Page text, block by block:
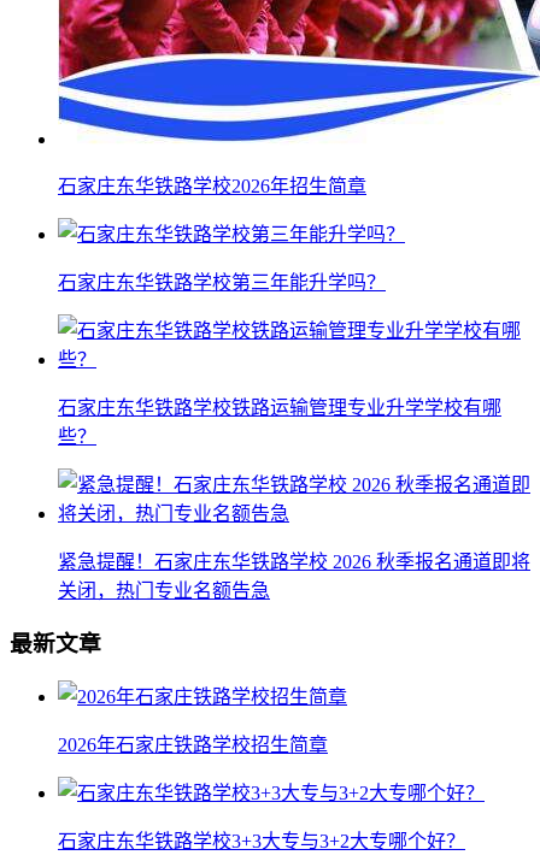
石家庄东华铁路学校2026年招生简章
石家庄东华铁路学校第三年能升学吗？
石家庄东华铁路学校铁路运输管理专业升学学校有哪
些？
紧急提醒！石家庄东华铁路学校 2026 秋季报名通道即将
关闭，热门专业名额告急
最新文章
2026年石家庄铁路学校招生简章
石家庄东华铁路学校3+3大专与3+2大专哪个好？